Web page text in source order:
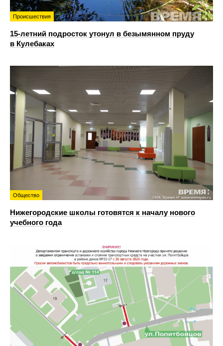
Происшествия
15-летний подросток утонул в безымянном пруду
в Кулебаках
Общество
Нижегородские школы готовятся к началу нового
учебного года